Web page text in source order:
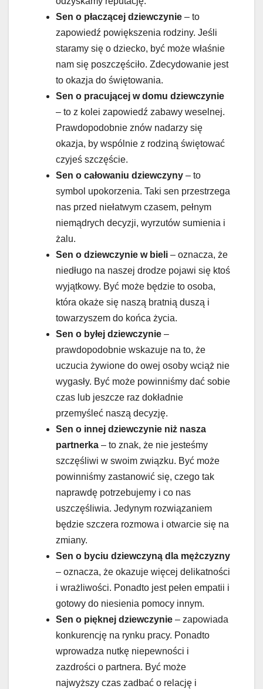
Sen o płaczącej dziewczynie – to
zapowiedź powiększenia rodziny. Jeśli
staramy się o dziecko, być może właśnie
nam się poszczęściło. Zdecydowanie jest
to okazja do świętowania.
Sen o pracującej w domu dziewczynie
– to z kolei zapowiedź zabawy weselnej.
Prawdopodobnie znów nadarzy się
okazja, by wspólnie z rodziną świętować
czyjeś szczęście.
Sen o całowaniu dziewczyny – to
symbol upokorzenia. Taki sen przestrzega
nas przed niełatwym czasem, pełnym
niemądrych decyzji, wyrzutów sumienia i
żalu.
Sen o dziewczynie w bieli – oznacza, że
niedługo na naszej drodze pojawi się ktoś
wyjątkowy. Być może będzie to osoba,
która okaże się naszą bratnią duszą i
towarzyszem do końca życia.
Sen o byłej dziewczynie –
prawdopodobnie wskazuje na to, że
uczucia żywione do owej osoby wciąż nie
wygasły. Być może powinniśmy dać sobie
czas lub jeszcze raz dokładnie
przemyśleć naszą decyzję.
Sen o innej dziewczynie niż nasza
partnerka – to znak, że nie jesteśmy
szczęśliwi w swoim związku. Być może
powinniśmy zastanowić się, czego tak
naprawdę potrzebujemy i co nas
uszczęśliwia. Jedynym rozwiązaniem
będzie szczera rozmowa i otwarcie się na
zmiany.
Sen o byciu dziewczyną dla mężczyzny
– oznacza, że okazuje więcej delikatności
i wrażliwości. Ponadto jest pełen empatii i
gotowy do niesienia pomocy innym.
Sen o pięknej dziewczynie – zapowiada
konkurencję na rynku pracy. Ponadto
wprowadza nutkę niepewności i
zazdrości o partnera. Być może
najwyższy czas zadbać o relację i